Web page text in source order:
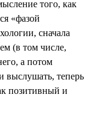
того, как
«фазой
сначала
(в том числе,
а потом
выслушать, теперь
позитивный и